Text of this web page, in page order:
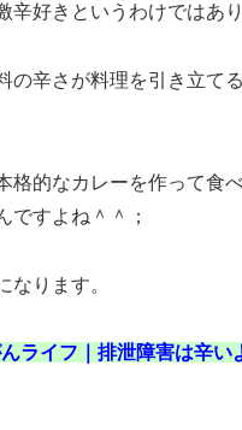
辛好きというわけではあり
の辛さが料理を引き立て
格的なカレーを作って食
ですよね＾＾；
なります。
ライフ｜排泄障害は辛い